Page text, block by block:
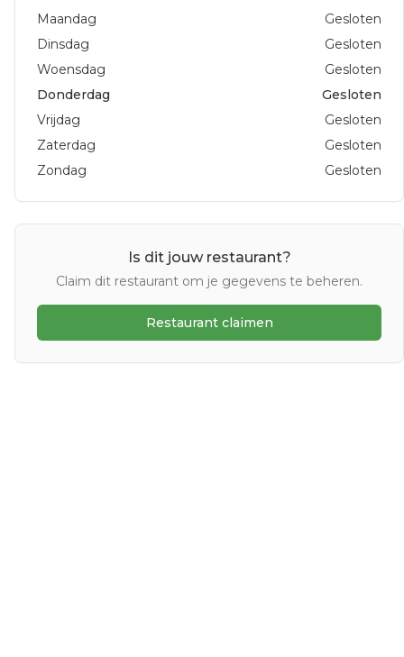
Maandag
Gesloten
Dinsdag
Gesloten
Woensdag
Gesloten
Donderdag
Gesloten
Vrijdag
Gesloten
Zaterdag
Gesloten
Zondag
Gesloten
Is dit jouw restaurant?
Claim dit restaurant om je gegevens te beheren.
Restaurant claimen